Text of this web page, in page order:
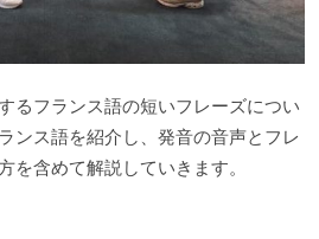
るフランス語の短いフレーズについ
ンス語を紹介し、発音の音声とフレ
を含めて解説していきます。